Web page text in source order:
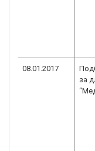
08.01.2017
за